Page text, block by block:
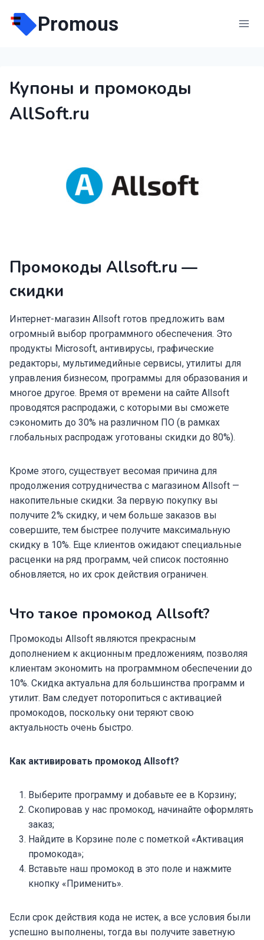
содержимому
Promous
Купоны и промокоды
AllSoft.ru
Промокоды Allsoft.ru —
скидки
Интернет-магазин Allsoft готов предложить вам
огромный выбор программного обеспечения. Это
продукты Microsoft, антивирусы, графические
редакторы, мультимедийные сервисы, утилиты для
управления бизнесом, программы для образования и
многое другое. Время от времени на сайте Allsoft
проводятся распродажи, с которыми вы сможете
сэкономить до 30% на различном ПО (в рамках
глобальных распродаж уготованы скидки до 80%).
Кроме этого, существует весомая причина для
продолжения сотрудничества с магазином Allsoft —
накопительные скидки. За первую покупку вы
получите 2% скидку, и чем больше заказов вы
совершите, тем быстрее получите максимальную
скидку в 10%. Еще клиентов ожидают специальные
расценки на ряд программ, чей список постоянно
обновляется, но их срок действия ограничен.
Что такое промокод Allsoft?
Промокоды Allsoft являются прекрасным
дополнением к акционным предложениям, позволяя
клиентам экономить на программном обеспечении до
10%. Скидка актуальна для большинства программ и
утилит. Вам следует поторопиться с активацией
промокодов, поскольку они теряют свою
актуальность очень быстро.
Как активировать промокод Allsoft?
Выберите программу и добавьте ее в Корзину;
Скопировав у нас промокод, начинайте оформлять
заказ;
Найдите в Корзине поле с пометкой «Активация
промокода»;
Вставьте наш промокод в это поле и нажмите
кнопку «Применить».
Если срок действия кода не истек, а все условия были
успешно выполнены, тогда вы получите заветную